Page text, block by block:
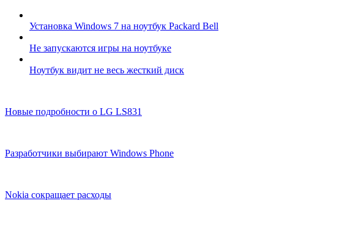
Установка Windows 7 на ноутбук Packard Bell
Не запускаются игры на ноутбуке
Ноутбук видит не весь жесткий диск
Новые подробности о LG LS831
Разработчики выбирают Windows Phone
Nokia сокращает расходы